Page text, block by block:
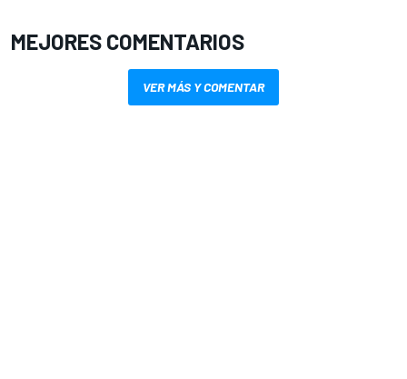
MEJORES COMENTARIOS
VER MÁS Y COMENTAR